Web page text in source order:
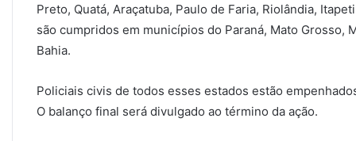
Preto, Quatá, Araçatuba, Paulo de Faria, Riolândia,
são cumpridos em municípios do Paraná, Mato Grosso,
Bahia.
Policiais civis de todos esses estados estão
O balanço final será divulgado ao término da ação.